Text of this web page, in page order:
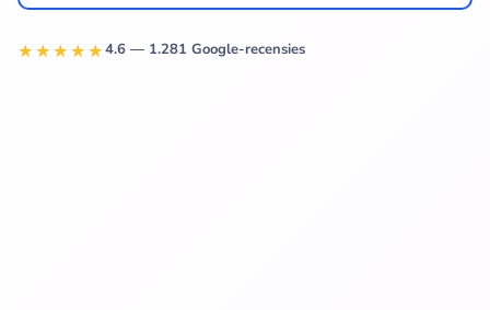
★★★★★4.6 — 1.281 Google-recensies